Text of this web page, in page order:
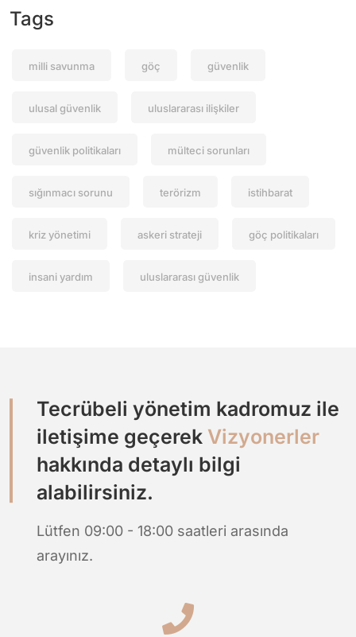
Tags
milli savunma göç güvenlik
ulusal güvenlik uluslararası ilişkiler
güvenlik politikaları mülteci sorunları
sığınmacı sorunu terörizm istihbarat
kriz yönetimi askeri strateji göç politikaları
insani yardım uluslararası güvenlik
Tecrübeli yönetim kadromuz ile
iletişime geçerek Vizyonerler
hakkında detaylı bilgi
alabilirsiniz.
Lütfen 09:00 - 18:00 saatleri arasında
arayınız.